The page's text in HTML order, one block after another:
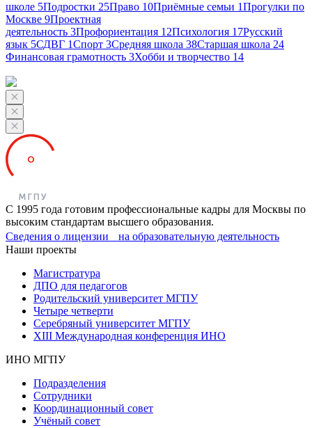
школе 5Подростки 25Право 10Приёмные семьи 1Прогулки по
Москве 9Проектная
деятельность 3Профориентация 12Психология 17Русский
язык 5СДВГ 1Спорт 3Средняя школа 38Старшая школа 24
Финансовая грамотность 3Хобби и творчество 14
С 1995 года готовим профессиональные кадры для Москвы по
высоким стандартам высшего образования.
Сведения о лицензии на образовательную деятельность
Наши проекты
Магистратура
ДПО для педагогов
Родительский университет МГПУ
Четыре четверти
Серебряный университет МГПУ
XIII Международная конференция ИНО
ИНО МГПУ
Подразделения
Сотрудники
Координационный совет
Учёный совет